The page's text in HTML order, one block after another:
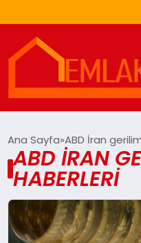
EKONOMI
DÜNYA
EĞITIM
Ana Sayfa ABD İran
ABD İRAN
HABERLERI